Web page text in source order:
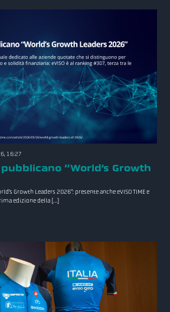
16:27
“World’s Growth
Growth Leaders 2026”: presente anche eVISO TIME e
edizione della […]